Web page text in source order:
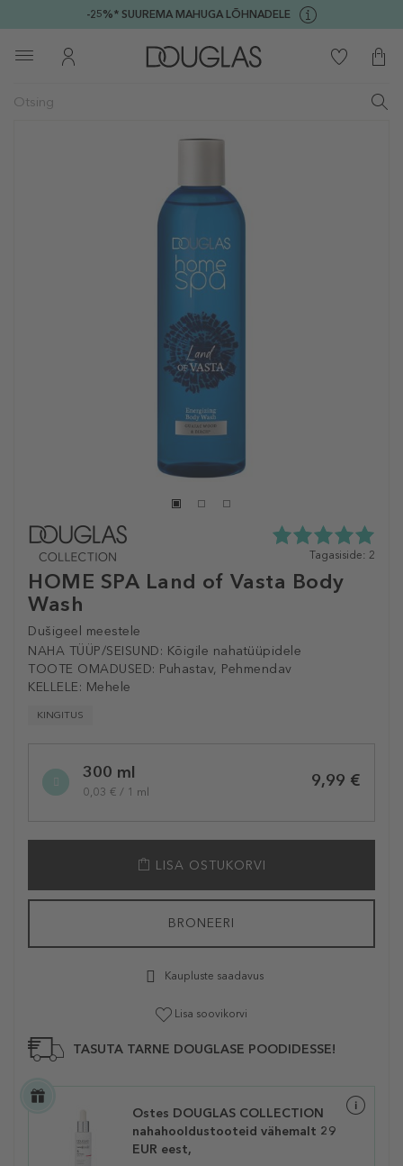
-25%* SUUREMA MAHUGA LÕHNADELE
HOME SPA Land of Vasta Body
Wash
Dušigeel meestele
NAHA TÜÜP/SEISUND: Kõigile nahatüüpidele
TOOTE OMADUSED: Puhastav, Pehmendav
KELLELE: Mehele
KINGITUS
5.0
5st
Tagasiside: 2
variation300 ml
0,03 € / 1 ml
9,99 €
LISA OSTUKORVI
BRONEERI
Kaupluste saadavus
Lisa soovikorvi
TASUTA TARNE DOUGLASE POODIDESSE!
Ostes DOUGLAS COLLECTION
nahahooldustooteid vähemalt 29
EUR eest,